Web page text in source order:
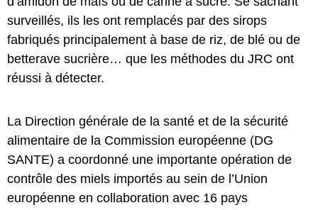
surveillés, ils les ont remplacés par des sirops
fabriqués principalement à base de riz, de blé ou de
betterave sucrière… que les méthodes du JRC ont
réussi à détecter.
La Direction générale de la santé et de la sécurité
alimentaire de la Commission européenne (DG
SANTE) a coordonné une importante opération de
contrôle des miels importés au sein de l’Union
européenne en collaboration avec 16 pays